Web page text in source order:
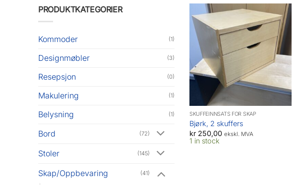
PRODUKTKATEGORIER
Kommoder (1)
Designmøbler (3)
Resepsjon (0)
Makulering (1)
Belysning (1)
Bord (72)
Stoler (145)
Skap/Oppbevaring (41)
SKUFFEINNSATS FOR SKAP
Bjørk, 2 skuffers
kr250,00 ekskl. MVA
1 in stock